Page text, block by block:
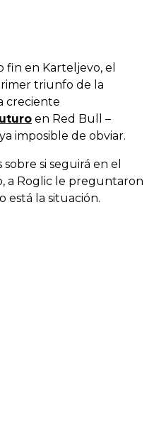
fin en Karteljevo, el
triunfo de la
creciente
en Red Bull –
imposible de obviar.
si seguirá en el
a Roglic le preguntaron
la situación.